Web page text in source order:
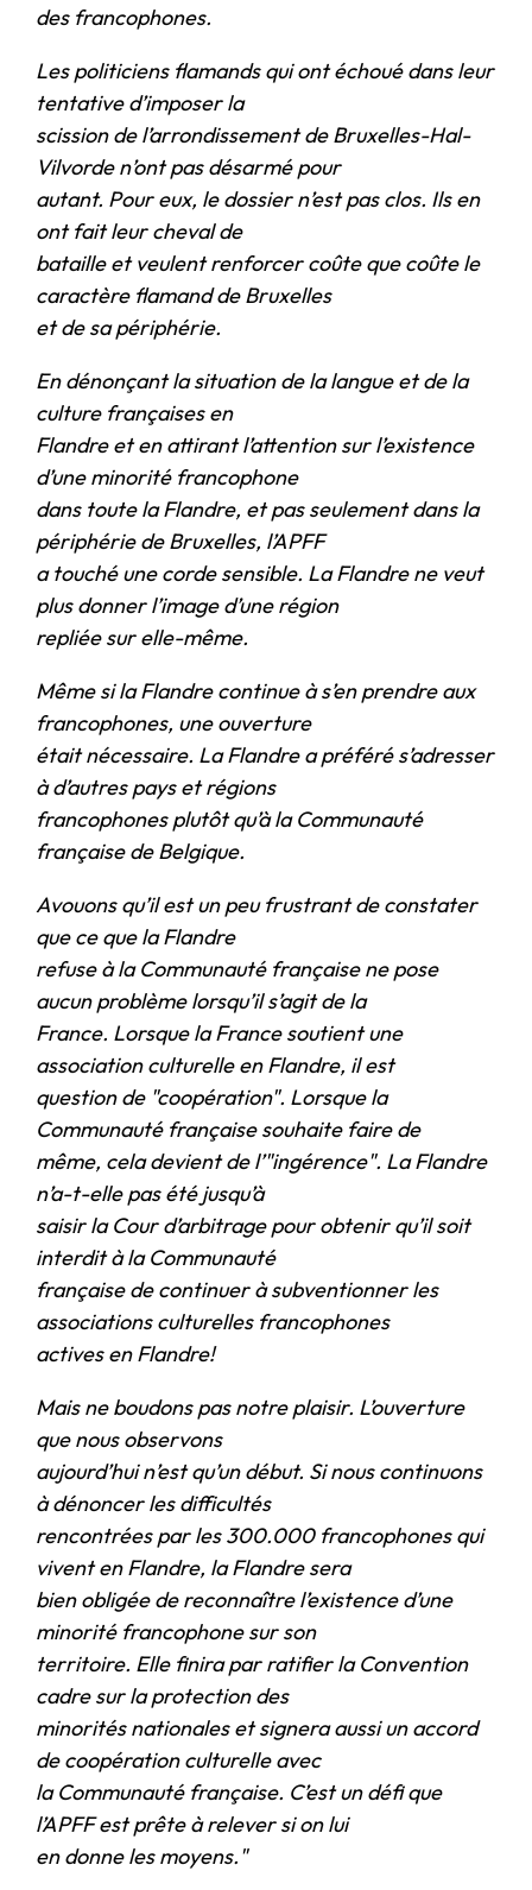
des francophones.
Les politiciens flamands qui ont échoué dans leur
tentative d’imposer la
scission de l’arrondissement de Bruxelles-Hal-
Vilvorde n’ont pas désarmé pour
autant. Pour eux, le dossier n’est pas clos. Ils en
ont fait leur cheval de
bataille et veulent renforcer coûte que coûte le
caractère flamand de Bruxelles
et de sa périphérie.
En dénonçant la situation de la langue et de la
culture françaises en
Flandre et en attirant l’attention sur l’existence
d’une minorité francophone
dans toute la Flandre, et pas seulement dans la
périphérie de Bruxelles, l’APFF
a touché une corde sensible. La Flandre ne veut
plus donner l’image d’une région
repliée sur elle-même.
Même si la Flandre continue à s’en prendre aux
francophones, une ouverture
était nécessaire. La Flandre a préféré s’adresser
à d’autres pays et régions
francophones plutôt qu’à la Communauté
française de Belgique.
Avouons qu’il est un peu frustrant de constater
que ce que la Flandre
refuse à la Communauté française ne pose
aucun problème lorsqu’il s’agit de la
France. Lorsque la France soutient une
association culturelle en Flandre, il est
question de "coopération". Lorsque la
Communauté française souhaite faire de
même, cela devient de l’"ingérence". La Flandre
n’a-t-elle pas été jusqu’à
saisir la Cour d’arbitrage pour obtenir qu’il soit
interdit à la Communauté
française de continuer à subventionner les
associations culturelles francophones
actives en Flandre!
Mais ne boudons pas notre plaisir. L’ouverture
que nous observons
aujourd’hui n’est qu’un début. Si nous continuons
à dénoncer les difficultés
rencontrées par les 300.000 francophones qui
vivent en Flandre, la Flandre sera
bien obligée de reconnaître l’existence d’une
minorité francophone sur son
territoire. Elle finira par ratifier la Convention
cadre sur la protection des
minorités nationales et signera aussi un accord
de coopération culturelle avec
la Communauté française. C’est un défi que
l’APFF est prête à relever si on lui
en donne les moyens."